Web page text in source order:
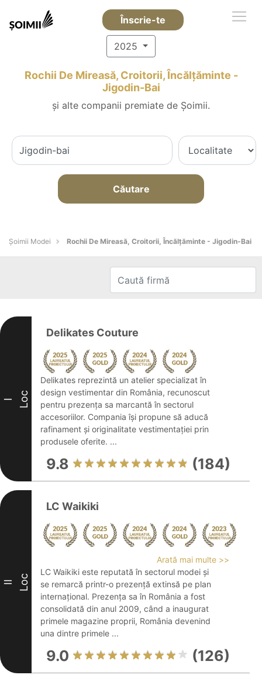
Înscrie-te
2025
Rochii De Mireasă, Croitorii, Încălțăminte -
Jigodin-Bai
și alte companii premiate de Șoimii.
Căutare
Șoimii Modei Rochii De Mireasă, Croitorii, Încălțăminte - Jigodin-Bai
I Loc
Delikates Couture
Delikates reprezintă un atelier specializat în
design vestimentar din România, recunoscut
pentru prezența sa marcantă în sectorul
accesoriilor. Compania își propune să aducă
rafinament și originalitate vestimentației prin
produsele oferite. ...
9.8 (184)
II Loc
LC Waikiki
Arată mai multe >>
LC Waikiki este reputată în sectorul modei și
se remarcă printr-o prezență extinsă pe plan
internațional. Prezența sa în România a fost
consolidată din anul 2009, când a inaugurat
primele magazine proprii, România devenind
una dintre primele ...
9.0 (126)